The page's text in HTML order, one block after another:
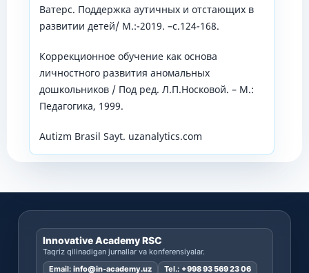
Ватерс. Поддержка аутичных и отстающих в
развитии детей/ М.:-2019. –с.124-168.
Коррекционное обучение как основа
личностного развития аномальных
дошкольников / Под ред. Л.П.Носковой. – М.:
Педагогика, 1999.
Autizm Brasil Sayt. uzanalytics.com
Innovative Academy RSC
Taqriz qilinadigan jurnallar va konferensiyalar.
Email: info@in-academy.uz Tel.: +998 93 569 23 06